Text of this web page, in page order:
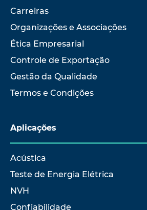
Carreiras
Organizações e Associações
Ética Empresarial
Controle de Exportação
Gestão da Qualidade
Termos e Condições
Aplicações
Acústica
Teste de Energia Elétrica
NVH
Confiabilidade